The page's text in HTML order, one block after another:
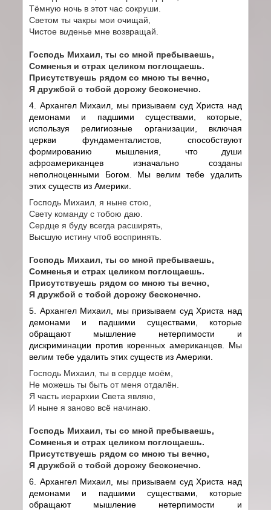
Тёмную ночь в этот час сокруши.
Светом ты чакры мои очищай,
Чистое виденье мне возвращай.
Господь Михаил, ты со мной пребываешь,
Сомненья и страх целиком поглощаешь.
Присутствуешь рядом со мною ты вечно,
Я дружбой с тобой дорожу бесконечно.
4. Архангел Михаил, мы призываем суд Христа над
демонами и падшими существами, которые,
используя религиозные организации, включая
церкви фундаменталистов, способствуют
формированию мышления, что души
афроамериканцев изначально созданы
неполноценными Богом. Мы велим тебе удалить
этих существ из Америки.
Господь Михаил, я ныне стою,
Свету команду с тобою даю.
Сердце я буду всегда расширять,
Высшую истину чтоб воспринять.
Господь Михаил, ты со мной пребываешь,
Сомненья и страх целиком поглощаешь.
Присутствуешь рядом со мною ты вечно,
Я дружбой с тобой дорожу бесконечно.
5. Архангел Михаил, мы призываем суд Христа над
демонами и падшими существами, которые
обращают мышление нетерпимости и
дискриминации против коренных американцев. Мы
велим тебе удалить этих существ из Америки.
Господь Михаил, ты в сердце моём,
Не можешь ты быть от меня отдалён.
Я часть иерархии Света являю,
И ныне я заново всё начинаю.
Господь Михаил, ты со мной пребываешь,
Сомненья и страх целиком поглощаешь.
Присутствуешь рядом со мною ты вечно,
Я дружбой с тобой дорожу бесконечно.
6. Архангел Михаил, мы призываем суд Христа над
демонами и падшими существами, которые
обращают мышление нетерпимости и